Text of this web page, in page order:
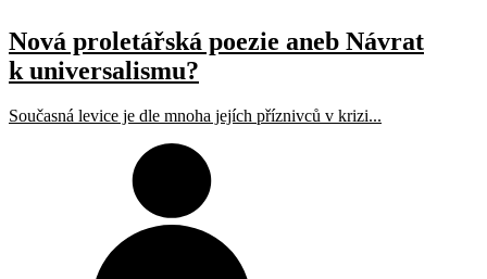
Nová proletářská poezie aneb Návrat
k universalismu?
Současná levice je dle mnoha jejích příznivců v krizi...